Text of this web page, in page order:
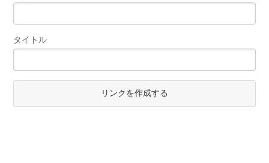
タイトル
リンクを作成する